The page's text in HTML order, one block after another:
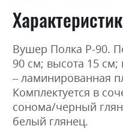
Вушер Полка Р-90.
90 см; высота 15
– ламинированная
Комплектуется в
сонома/черный
белый глянец.